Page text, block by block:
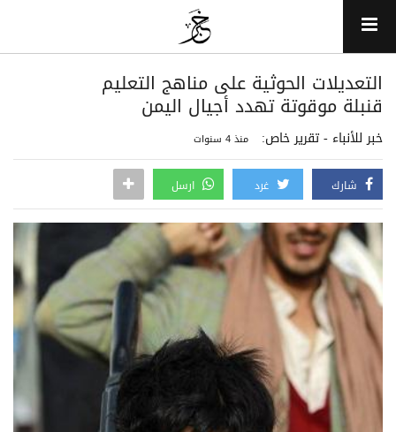
التعديلات الحوثية على مناهج التعليم
قنبلة موقوتة تهدد أجيال اليمن
خبر للأنباء - تقرير خاص: منذ 4 سنوات
شارك غرد ارسل